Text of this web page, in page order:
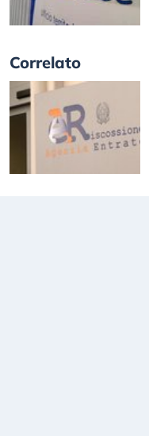
Correlato